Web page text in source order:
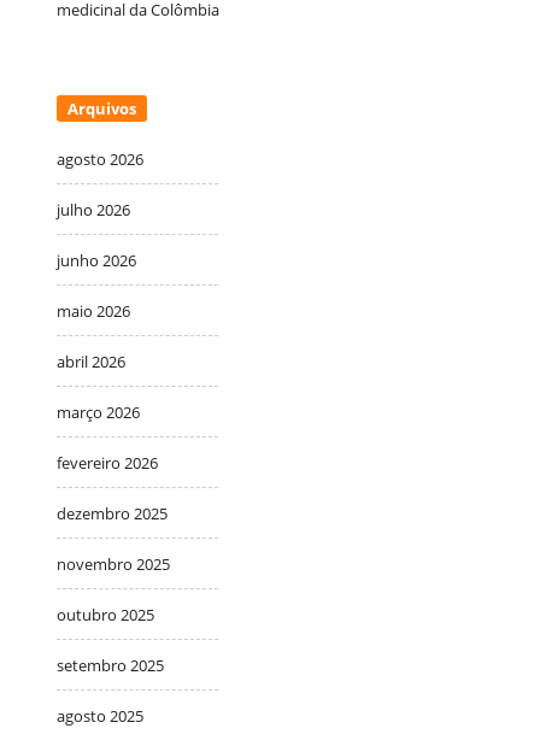
medicinal da Colômbia
Arquivos
agosto 2026
julho 2026
junho 2026
maio 2026
abril 2026
março 2026
fevereiro 2026
dezembro 2025
novembro 2025
outubro 2025
setembro 2025
agosto 2025